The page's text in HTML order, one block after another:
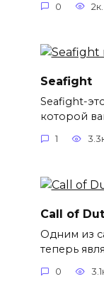
0 2к.
Seafight
Seafight-
которой
1
Call of
Одним из
теперь
0